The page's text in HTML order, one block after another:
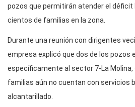
pozos que permitirán atender el
cientos de familias en la zona.
Durante una reunión con dirigentes
empresa explicó que dos de los pozos
específicamente al sector 7-La Molina,
familias aún no cuentan con servicios
alcantarillado.